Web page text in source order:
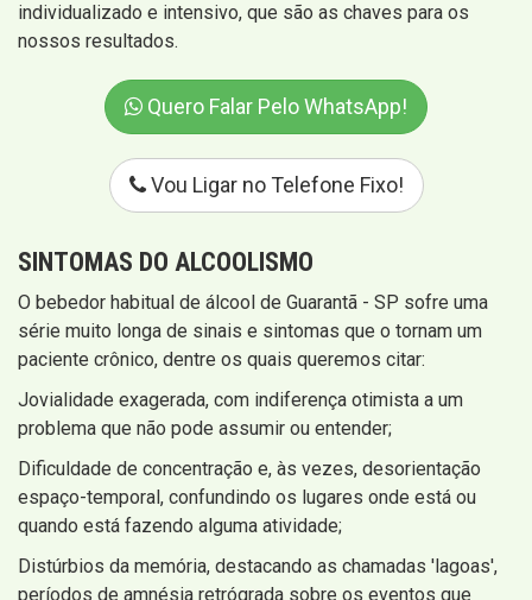
individualizado e intensivo, que são as chaves para os
nossos resultados.
Quero Falar Pelo WhatsApp!
Vou Ligar no Telefone Fixo!
SINTOMAS DO ALCOOLISMO
O bebedor habitual de álcool de Guarantã - SP sofre uma
série muito longa de sinais e sintomas que o tornam um
paciente crônico, dentre os quais queremos citar:
Jovialidade exagerada, com indiferença otimista a um
problema que não pode assumir ou entender;
Dificuldade de concentração e, às vezes, desorientação
espaço-temporal, confundindo os lugares onde está ou
quando está fazendo alguma atividade;
Distúrbios da memória, destacando as chamadas 'lagoas',
períodos de amnésia retrógrada sobre os eventos que